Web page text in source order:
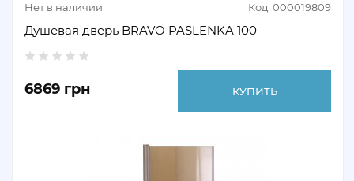
Нет в наличии Код: 000019809
Душевая дверь BRAVO PASLENKA 100
6869 грн КУПИТЬ